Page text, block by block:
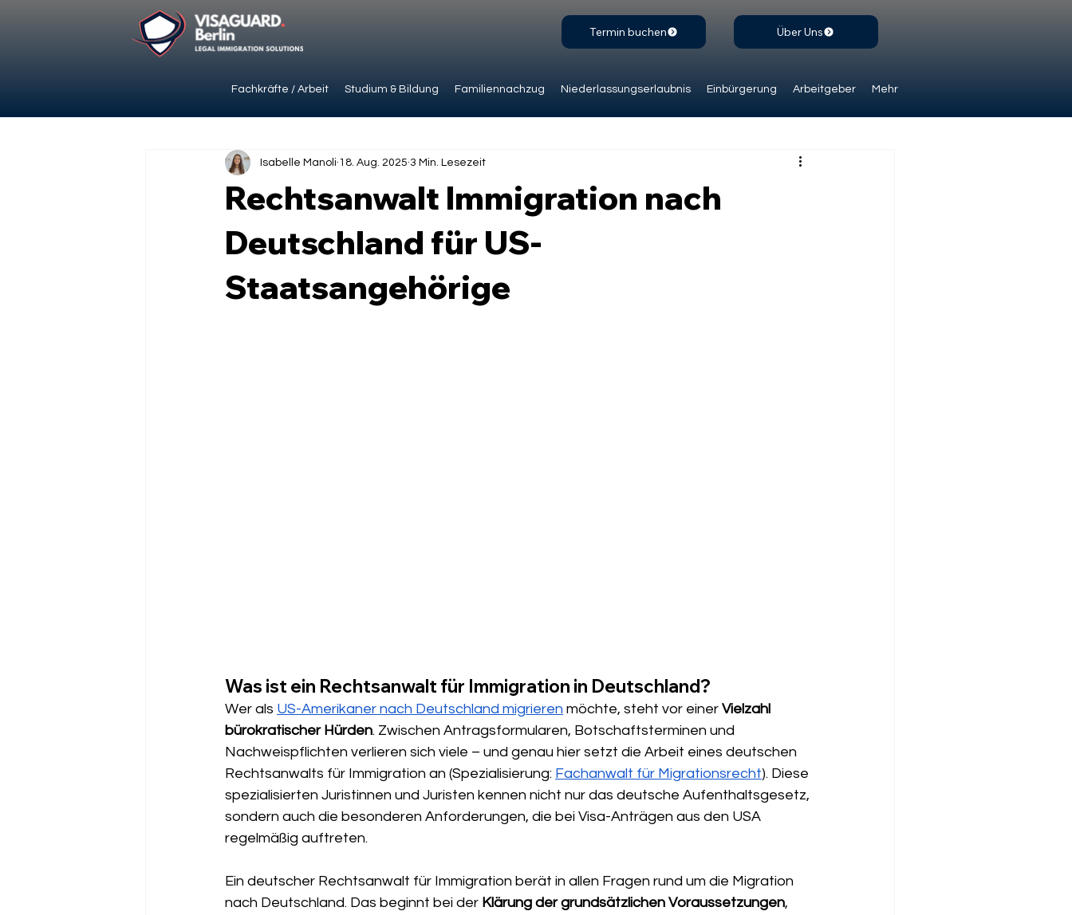
Fachkräfte / Arbeit Studium & Bildung Familiennachzug Niederlassungserlaubnis Einbürgerung Arbeitgeber Mehr
Termin buchen Über Uns
Rechtsanwalt Immigration nach
Deutschland für US-
Staatsangehörige
Isabelle Manoli 18. Aug. 2025 3 Min. Lesezeit
Was ist ein Rechtsanwalt für Immigration in Deutschland?
Wer als US-Amerikaner nach Deutschland migrieren möchte, steht vor einer Vielzahl
bürokratischer Hürden. Zwischen Antragsformularen, Botschaftsterminen und
Nachweispflichten verlieren sich viele – und genau hier setzt die Arbeit eines deutschen
Rechtsanwalts für Immigration an (Spezialisierung: Fachanwalt für Migrationsrecht). Diese
spezialisierten Juristinnen und Juristen kennen nicht nur das deutsche Aufenthaltsgesetz,
sondern auch die besonderen Anforderungen, die bei Visa-Anträgen aus den USA
regelmäßig auftreten.
Ein deutscher Rechtsanwalt für Immigration berät in allen Fragen rund um die Migration
nach Deutschland. Das beginnt bei der Klärung der grundsätzlichen Voraussetzungen,